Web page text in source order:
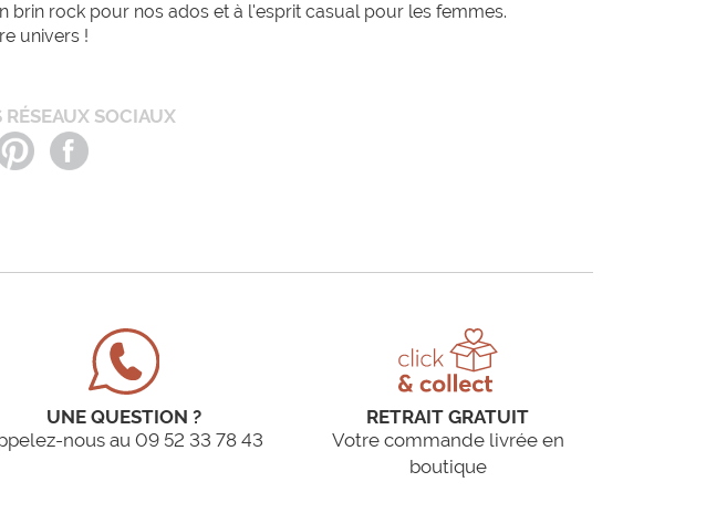
rock pour nos ados et à l'esprit casual pour les femmes.
univers !
SOCIAUX
UNE QUESTION ?
nous au 09 52 33 78 43
RETRAIT GRATUIT
Votre commande livrée en
boutique